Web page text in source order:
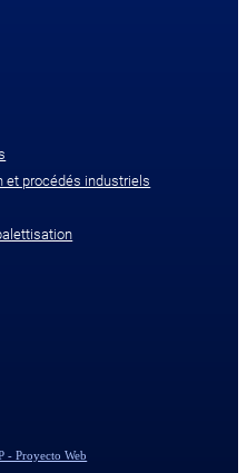
et procédés industriels
- Proyecto Web